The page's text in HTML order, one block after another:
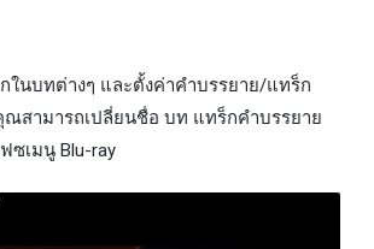
ในบทต่างๆ และตั้งค่าคำบรรยาย/แทร็ก
ณสามารถเปลี่ยนชื่อ บท แทร็กคำบรรยาย
ซเมนู Blu-ray